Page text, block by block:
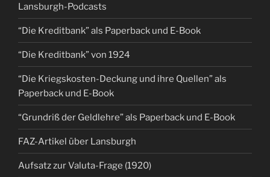
Lansburgh-Podcasts
“Die Kreditbank” als Paperback und E-Book
“Die Kreditbank” von 1924
“Die Kriegskosten-Deckung und ihre Quellen” als
Paperback und E-Book
“Grundriß der Geldlehre” als Paperback und E-Book
FAZ-Artikel über Lansburgh
Aufsatz zur Valuta-Frage (1920)